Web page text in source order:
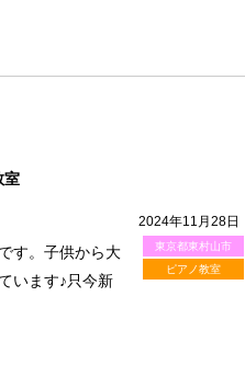
室
2024年11月28日
東京都東村山市
ピアノ教室
す。子供から大
います♪只今新